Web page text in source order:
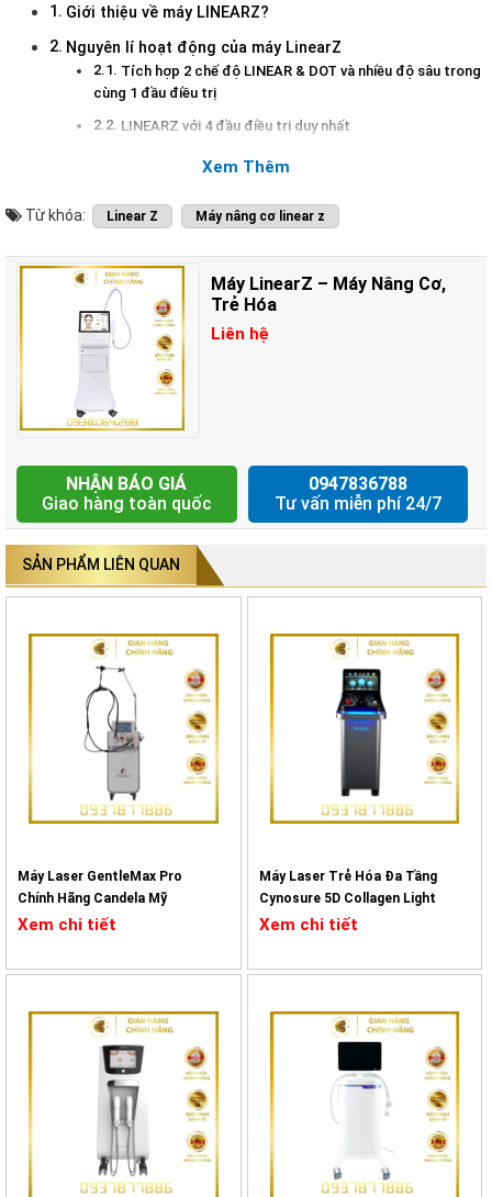
Giới thiệu về máy LINEARZ?
Nguyên lí hoạt động của máy LinearZ
Tích hợp 2 chế độ LINEAR & DOT và nhiều độ sâu trong
cùng 1 đầu điều trị
LINEARZ với 4 đầu điều trị duy nhất
Hiệu quả điều trị của máy LinearZ
Máy LinearZ là thiết bị thẩm mỹ sử dụng công nghệ Hifu thế hệ mới
nhất, là một bản nâng cấp hoàn toàn mới của ULTRAcel Q+. Máy
được sử dụng nhiệt ở mức 60 – 70 độ C, tác động vào các lớp
Máy còn kết hợp với những kĩ thuật tuyến tính phát xung và tạo nên
một hàng nhiệt với độ lan tỏa nhiệt rất lớn bên dưới vùng da, với
nhiệt độ được tổng hợp và lan tỏa của máy lên đến 58 độ C, nó tác
động trực tiếp lên các mô mỡ và làm chế.t đi các tế bào mỡ.
Không những thế, nó còn kích thích các sợi collagen và elastin giúp
làn da được thu gọn và săn chắc hơn, hiệu quả mang lại có thể thấy
được sau một lần điều trị.
Cấu tạo máy gồm một đầu dò Hifu, một màn hình cảm ứng và hệ
thống điều khiển. Đầu dò của máy được sử dụng giúp truyền sóng
các thông số kĩ thuật điều trị và hệ thống điều khiển của máy được
Thời gian điều trị bằng máy LinearZ còn phụ thuộc vào diện tích điều
trị, tuy nhiên, thông thường sẽ khoảng từ 3 đến 5 liệu trình là có thể
thấy rõ hiệu quả điều trị của máy.
Nguyên lí hoạt động của máy LinearZ
Xem Thêm
Từ khóa: Linear Z Máy nâng cơ linear z
Máy LinearZ – Máy Nâng Cơ,
Trẻ Hóa
Liên hệ
NHẬN BÁO GIÁ
Giao hàng toàn quốc
0947836788
Tư vấn miễn phí 24/7
SẢN PHẨM LIÊN QUAN
Máy Laser GentleMax Pro
Chính Hãng Candela Mỹ
Xem chi tiết
Máy Laser Trẻ Hóa Đa Tầng
Cynosure 5D Collagen Light
Xem chi tiết